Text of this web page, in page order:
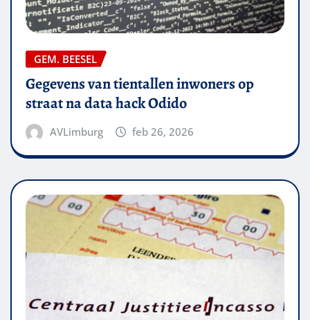
GEM. BEESEL
Gegevens van tientallen inwoners op
straat na data hack Odido
AVLimburg feb 26, 2026